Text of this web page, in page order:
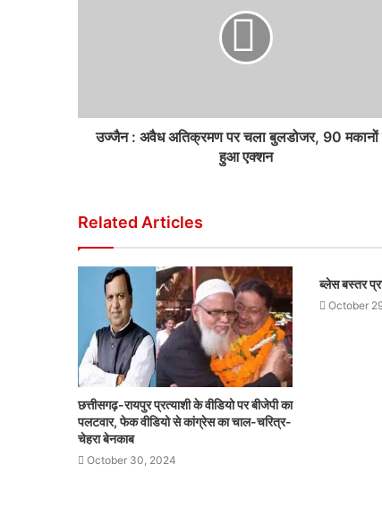
उज्जैन : अवैध अतिक्रमण पर चला बुलडोजर, 90 मकानों
हुआ एक्शन
Related Articles
छत्तीसगढ़-रायपुर प्रत्याशी के वीडियो पर बीजेपी का
पलटवार, फेक वीडियो से कांग्रेस का चाल-चरित्र-
चेहरा बेनकाब
October 30, 2024
ब्लेस बस्तर
October